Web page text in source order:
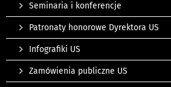
Seminaria i konferencje
Patronaty honorowe Dyrektora US
Infografiki US
Zamówienia publiczne US